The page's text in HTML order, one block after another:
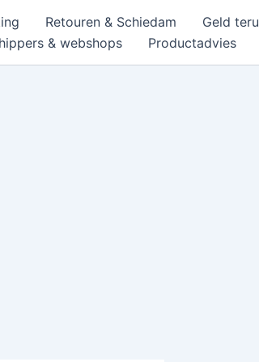
Retouren & Schiedam
Geld
& webshops Productadvies